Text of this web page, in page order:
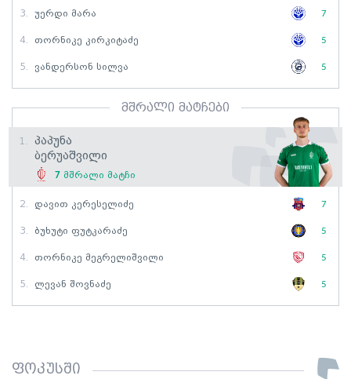
3. Უერდი Მარა 7
4. Თორნიკე Კირკიტაძე 5
5. Ვანდერსონ Სილვა 5
მშრალი მატჩები
1.
Პაპუნა
Ბერუაშვილი
7 მშრალი მატჩი
2. Დავით Კერესელიძე 7
3. Ბუხუტი Ფუტკარაძე 5
4. Თორნიკე Მეგრელიშვილი 5
5. Ლევან Შოვნაძე 5
ფოკუსში